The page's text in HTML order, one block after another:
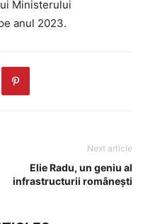
Ministerului
anul 2023.
Next article
Elie Radu, un geniu al
infrastructurii româneşti